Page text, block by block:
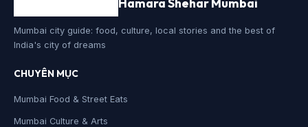
Hamara Shehar Mumbai
Mumbai city guide: food, culture, local stories and the best of
India's city of dreams
CHUYÊN MỤC
Mumbai Food & Street Eats
Mumbai Culture & Arts